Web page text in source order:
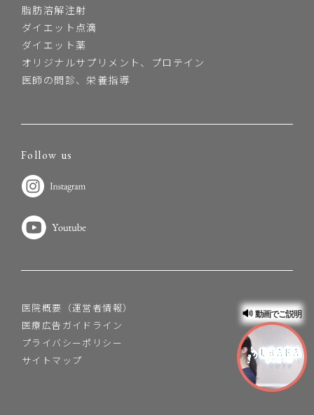
脂肪溶解注射
ダイエット点滴
ダイエット薬
オリジナルサプリメント、プロテイン
医師の問診、栄養指導
医院概要（運営者情報）
医療広告ガイドライン
プライバシーポリシー
サイトマップ
Follow us
動画でご説明